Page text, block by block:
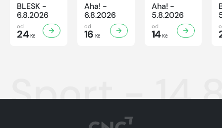
BLESK -
6.8.2026
od
24Kč
Aha! -
6.8.2026
od
16 Kč
Aha! -
5.8.2026
od
14Kč
Sport -